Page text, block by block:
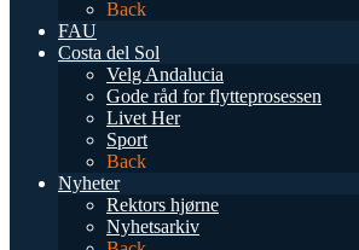
Back
FAU
Costa del Sol
Velg Andalucia
Gode råd for flytteprosessen
Livet Her
Sport
Back
Nyheter
Rektors hjørne
Nyhetsarkiv